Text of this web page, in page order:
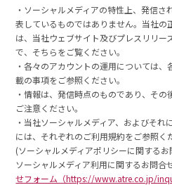
・ソーシャルメディアの特性上、発信
表しているものではありません。当社の
は、当社ウェブサイト及びプレスリリー
で、そちらをご覧ください。
・各々のアカウントの運用については
載の事項をご参照ください。
・情報は、発信時点のものであり、その
ご注意ください。
・当社ソーシャルメディア、およびそ
には、それぞれのご利用規約をご参照く
(ソーシャルメディアポリシーに関するお
ソーシャルメディア利用に関するお問合
せフォーム（https://www.atre.co.jp/